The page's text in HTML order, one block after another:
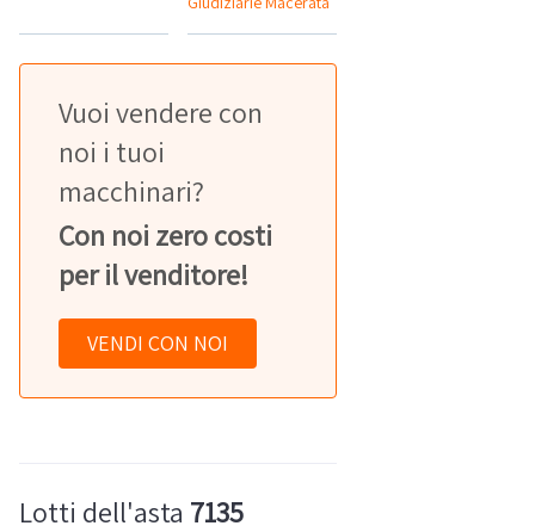
Vuoi vendere con
noi i tuoi
macchinari?
Con noi zero costi
per il venditore!
VENDI CON NOI
Lotti dell'asta 7135